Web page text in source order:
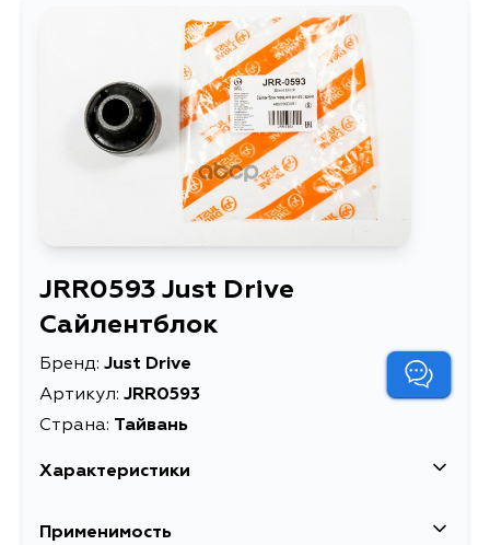
JRR0593 Just Drive
Сайлентблок
Бренд: Just Drive
Артикул: JRR0593
Страна: Тайвань
Характеристики
Описание
Применимость